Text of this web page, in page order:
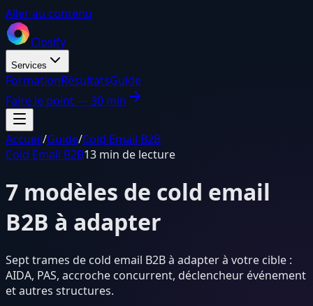
Aller au contenu
Closify
Services
FormationRésultatsGuide
Faire le point — 30 min
Accueil/Guide/Cold Email B2B
Cold Email B2B13 min de lecture
7 modèles de cold email
B2B à adapter
Sept trames de cold email B2B à adapter à votre cible :
AIDA, PAS, accroche concurrent, déclencheur événement
et autres structures.